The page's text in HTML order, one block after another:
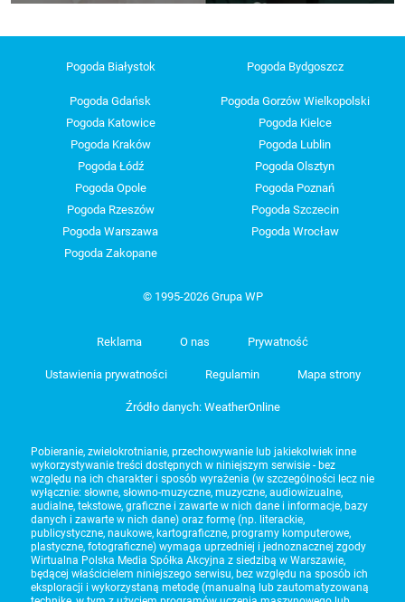
Pogoda Białystok Pogoda Bydgoszcz
Pogoda Gdańsk
Pogoda Gorzów Wielkopolski
Pogoda Katowice
Pogoda Kielce
Pogoda Kraków
Pogoda Lublin
Pogoda Łódź
Pogoda Olsztyn
Pogoda Opole
Pogoda Poznań
Pogoda Rzeszów
Pogoda Szczecin
Pogoda Warszawa
Pogoda Wrocław
Pogoda Zakopane
© 1995-2026 Grupa WP
Reklama O nas Prywatność
Ustawienia prywatności Regulamin Mapa strony
Źródło danych: WeatherOnline
Pobieranie, zwielokrotnianie, przechowywanie lub jakiekolwiek inne
wykorzystywanie treści dostępnych w niniejszym serwisie - bez
względu na ich charakter i sposób wyrażenia (w szczególności lecz nie
wyłącznie: słowne, słowno-muzyczne, muzyczne, audiowizualne,
audialne, tekstowe, graficzne i zawarte w nich dane i informacje, bazy
danych i zawarte w nich dane) oraz formę (np. literackie,
publicystyczne, naukowe, kartograficzne, programy komputerowe,
plastyczne, fotograficzne) wymaga uprzedniej i jednoznacznej zgody
Wirtualna Polska Media Spółka Akcyjna z siedzibą w Warszawie,
będącej właścicielem niniejszego serwisu, bez względu na sposób ich
eksploracji i wykorzystaną metodę (manualną lub zautomatyzowaną